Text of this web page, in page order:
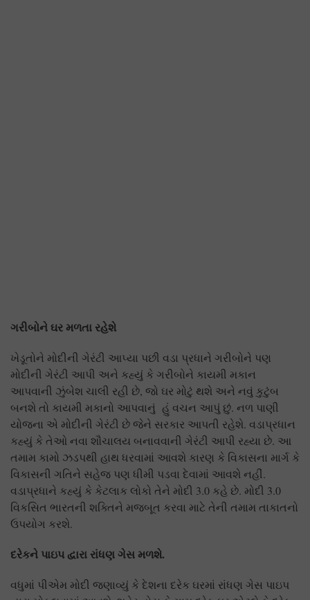
ગરીબોને ઘર મળતા રહેશે
ખેડૂતોને મોદીની ગેરંટી આપ્યા પછી વડા પ્રધાને ગરીબોને પણ
મોદીની ગેરંટી આપી અને કહ્યું કે ગરીબોને કાયમી મકાન
આપવાની ઝુંબેશ ચાલી રહી છે, જો ઘર મોટું થશે અને નવું કુટુંબ
બનશે તો કાયમી મકાનો આપવાનું હું વચન આપું છું. નળ પાણી
યોજના એ મોદીની ગેરંટી છે જેને સરકાર આપતી રહેશે. વડાપ્રધાન
કહ્યું કે તેઓ નવા શૌચાલય બનાવવાની ગેરંટી આપી રહ્યા છે. આ
તમામ કામો ઝડપથી હાથ ધરવામાં આવશે કારણ કે વિકાસના માર્ગ કે
વિકાસની ગતિને સહેજ પણ ધીમી પડવા દેવામાં આવશે નહીં.
વડાપ્રધાને કહ્યું કે કેટલાક લોકો તેને મોદી 3.0 કહે છે. મોદી 3.0
વિકસિત ભારતની શક્તિને મજબૂત કરવા માટે તેની તમામ તાકાતનો
ઉપયોગ કરશે.
દરેકને પાઇપ દ્વારા રાંધણ ગેસ મળશે.
વધુમાં પીએમ મોદી જણાવ્યું કે દેશના દરેક ઘરમાં રાંધણ ગેસ પાઇપ